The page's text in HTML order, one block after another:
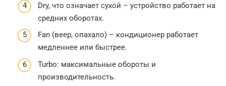
Dry, что означает сухой – устройство работает на
средних оборотах.
Fan (веер, опахало) – кондиционер работает
медленнее или быстрее.
Turbo: максимальные обороты и
производительность.